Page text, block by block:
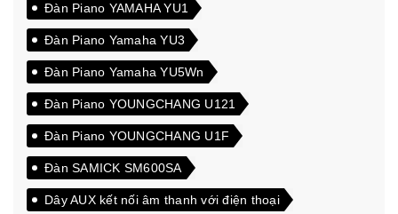
Đàn Piano YAMAHA YU1
Đàn Piano Yamaha YU3
Đàn Piano Yamaha YU5Wn
Đàn Piano YOUNGCHANG U121
Đàn Piano YOUNGCHANG U1F
Đàn SAMICK SM600SA
Dây AUX kết nối âm thanh với điện thoại